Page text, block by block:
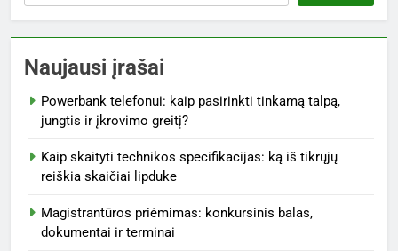
Naujausi įrašai
Powerbank telefonui: kaip pasirinkti tinkamą talpą,
jungtis ir įkrovimo greitį?
Kaip skaityti technikos specifikacijas: ką iš tikrųjų
reiškia skaičiai lipduke
Magistrantūros priėmimas: konkursinis balas,
dokumentai ir terminai